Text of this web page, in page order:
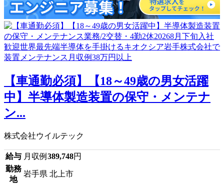
【車通勤必須】【18～49歳の男女活躍
中】半導体製造装置の保守・メンテナ
ン...
株式会社ウイルテック
給与 月収例 389,748円
勤務
地
岩手県 北上市